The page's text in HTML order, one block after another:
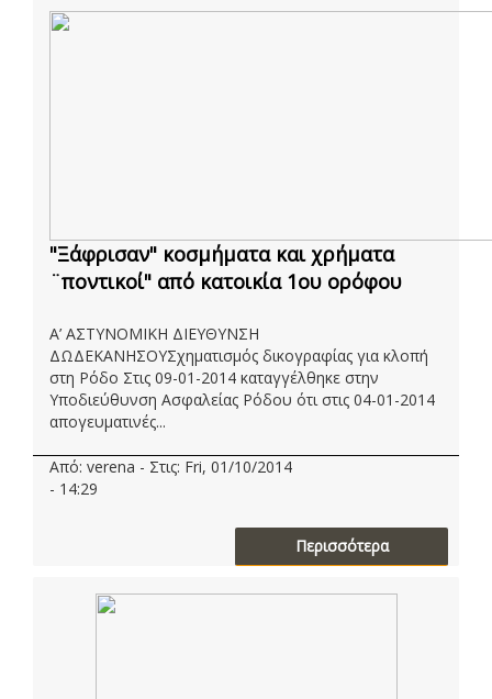
"Ξάφρισαν" κοσμήματα και χρήματα
¨ποντικοί" από κατοικία 1ου ορόφου
Α’ ΑΣΤΥΝΟΜΙΚΗ ΔΙΕΥΘΥΝΣΗ
ΔΩΔΕΚΑΝΗΣΟΥΣχηματισμός δικογραφίας για κλοπή
στη Ρόδο Στις 09-01-2014 καταγγέλθηκε στην
Υποδιεύθυνση Ασφαλείας Ρόδου ότι στις 04-01-2014
απογευματινές...
Από: verena - Στις: Fri, 01/10/2014
- 14:29
Περισσότερα